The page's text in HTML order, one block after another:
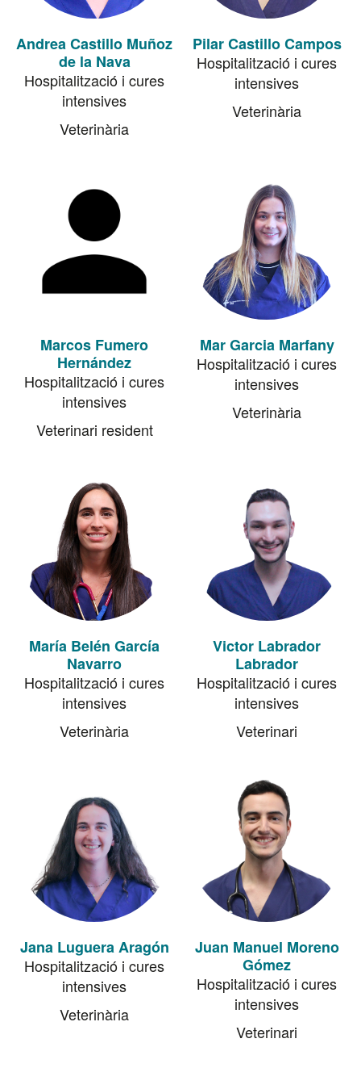
Andrea Castillo Muñoz
de la Nava
Hospitalització i cures
intensives
Veterinària
Pilar Castillo Campos
Hospitalització i cures
intensives
Veterinària
Marcos Fumero
Hernández
Hospitalització i cures
intensives
Veterinari resident
Mar Garcia Marfany
Hospitalització i cures
intensives
Veterinària
María Belén García
Navarro
Hospitalització i cures
intensives
Veterinària
Victor Labrador
Labrador
Hospitalització i cures
intensives
Veterinari
Jana Luguera Aragón
Hospitalització i cures
intensives
Veterinària
Juan Manuel Moreno
Gómez
Hospitalització i cures
intensives
Veterinari